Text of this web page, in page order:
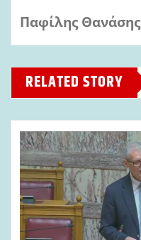
Παφίλης Θανάσης
RELATED STORY